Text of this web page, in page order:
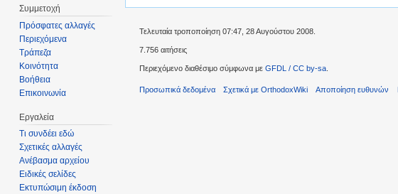
Συμμετοχή
Πρόσφατες αλλαγές
Περιεχόμενα
Τράπεζα
Κοινότητα
Βοήθεια
Επικοινωνία
Εργαλεία
Τι συνδέει εδώ
Σχετικές αλλαγές
Ανέβασμα αρχείου
Ειδικές σελίδες
Εκτυπώσιμη έκδοση
Τελευταία τροποποίηση 07:47, 28 Αυγούστου 2008.
7.756 αιτήσεις
Περιεχόμενο διαθέσιμο σύμφωνα με GFDL / CC by-sa
Προσωπικά δεδομένα Σχετικά με OrthodoxWiki Αποποίηση ευθυνών